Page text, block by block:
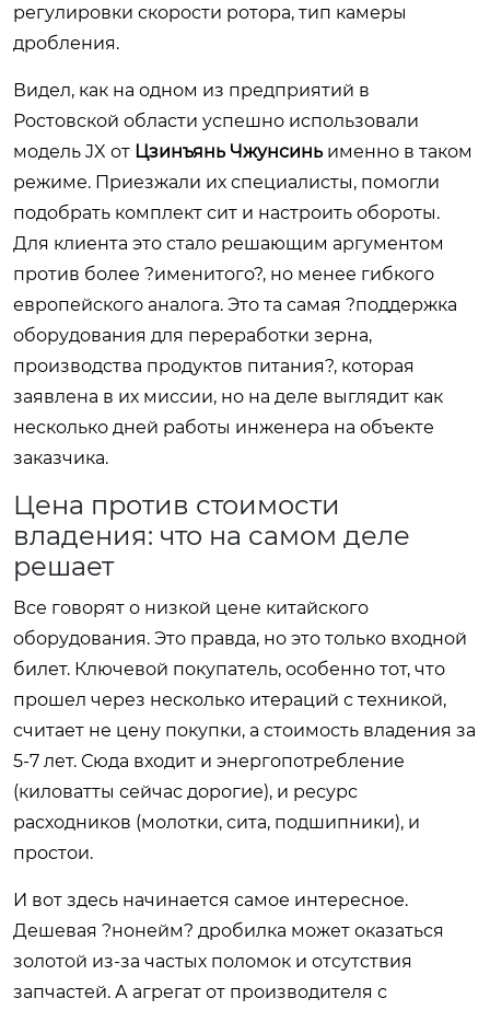
регулировки скорости ротора, тип камеры
дробления.
Видел, как на одном из предприятий в
Ростовской области успешно использовали
модель JX от Цзинъянь Чжунсинь именно в таком
режиме. Приезжали их специалисты, помогли
подобрать комплект сит и настроить обороты.
Для клиента это стало решающим аргументом
против более ?именитого?, но менее гибкого
европейского аналога. Это та самая ?поддержка
оборудования для переработки зерна,
производства продуктов питания?, которая
заявлена в их миссии, но на деле выглядит как
несколько дней работы инженера на объекте
заказчика.
Цена против стоимости
владения: что на самом деле
решает
Все говорят о низкой цене китайского
оборудования. Это правда, но это только входной
билет. Ключевой покупатель, особенно тот, что
прошел через несколько итераций с техникой,
считает не цену покупки, а стоимость владения за
5-7 лет. Сюда входит и энергопотребление
(киловатты сейчас дорогие), и ресурс
расходников (молотки, сита, подшипники), и
простои.
И вот здесь начинается самое интересное.
Дешевая ?нонейм? дробилка может оказаться
золотой из-за частых поломок и отсутствия
запчастей. А агрегат от производителя с